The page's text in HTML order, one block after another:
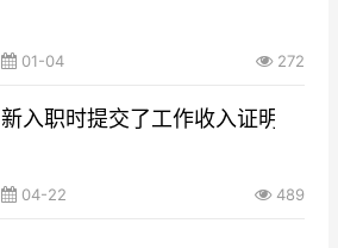
01-04 272
新入职时提交了工作收入证明是不
04-22 489